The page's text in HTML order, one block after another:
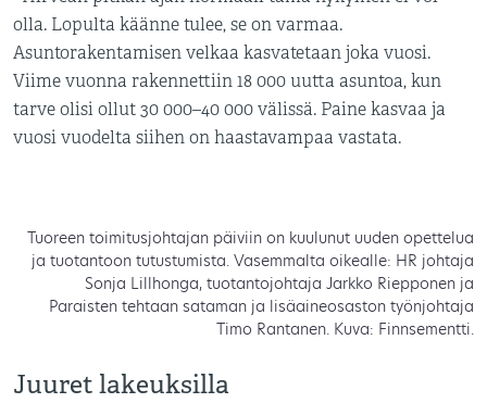
olla. Lopulta käänne tulee, se on varmaa.
Asuntorakentamisen velkaa kasvatetaan joka vuosi.
Viime vuonna rakennettiin 18 000 uutta asuntoa, kun
tarve olisi ollut 30 000–40 000 välissä. Paine kasvaa ja
vuosi vuodelta siihen on haastavampaa vastata.
Tuoreen toimitusjohtajan päiviin on kuulunut uuden opettelua
ja tuotantoon tutustumista. Vasemmalta oikealle: HR johtaja
Sonja Lillhonga, tuotantojohtaja Jarkko Riepponen ja
Paraisten tehtaan sataman ja lisäaineosaston työnjohtaja
Timo Rantanen. Kuva: Finnsementti.
Juuret lakeuksilla